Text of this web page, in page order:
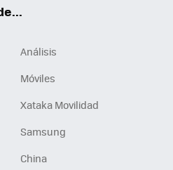
Análisis
Móviles
Xataka Movilidad
Samsung
China